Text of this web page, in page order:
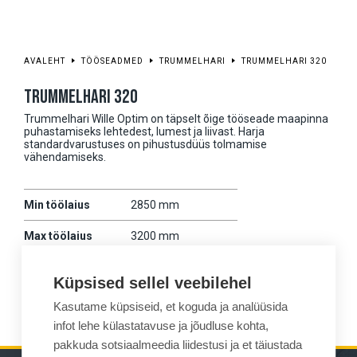
AVALEHT TÖÖSEADMED TRUMMELHARI TRUMMELHARI 320
TRUMMELHARI 320
Trummelhari Wille Optim on täpselt õige tööseade maapinna
puhastamiseks lehtedest, lumest ja liivast. Harja
standardvarustuses on pihustusdüüs tolmamise
vähendamiseks.
Min töölaius 2850 mm
Max töölaius 3200 mm
Küpsised sellel veebilehel
Kasutame küpsiseid, et koguda ja analüüsida
infot lehe külastatavuse ja jõudluse kohta,
pakkuda sotsiaalmeedia liidestusi ja et täiustada